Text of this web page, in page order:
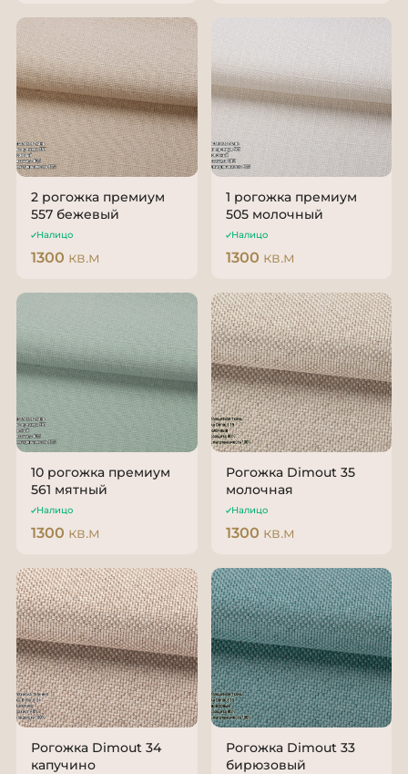
2 рогожка премиум
557 бежевый
Налицо
1300 кв.м
1 рогожка премиум
505 молочный
Налицо
1300 кв.м
10 рогожка премиум
561 мятный
Налицо
1300 кв.м
Рогожка Dimout 35
молочная
Налицо
1300 кв.м
Рогожка Dimout 34
капучино
Рогожка Dimout 33
бирюзовый